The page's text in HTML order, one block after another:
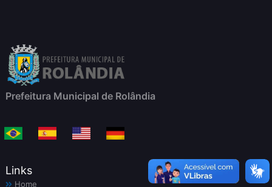
Prefeitura Municipal de Rolândia
Links
Home